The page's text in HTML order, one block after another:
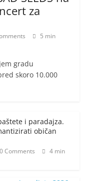
za
5 min
gradu
skoro 10.000
i paradajza.
običan
0 Comments
4 min